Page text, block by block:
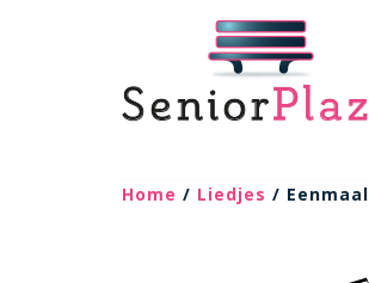
Home / Liedjes / Eenmaal